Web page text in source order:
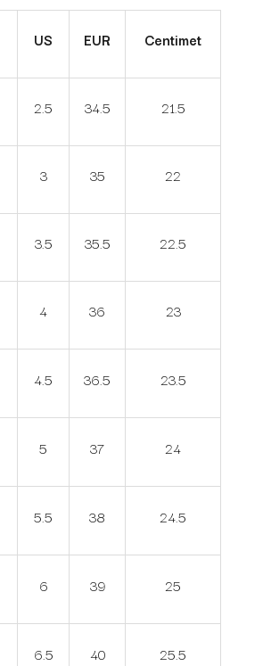
US EUR Centimet
2.5 34.5 21.5
3 35 22
3.5 35.5 22.5
4 36 23
4.5 36.5 23.5
5 37 24
5.5 38 24.5
6 39 25
6.5 40 25.5